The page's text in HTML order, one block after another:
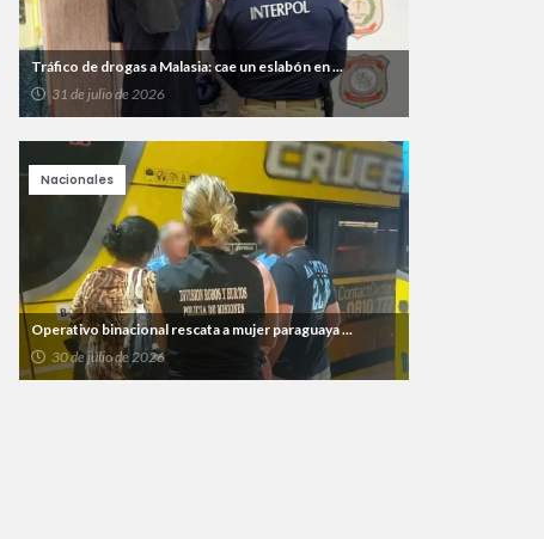
Tráfico de drogas a Malasia: cae un eslabón en ...
31 de julio de 2026
Operativo binacional rescata a mujer paraguaya ...
30 de julio de 2026
Nacionales